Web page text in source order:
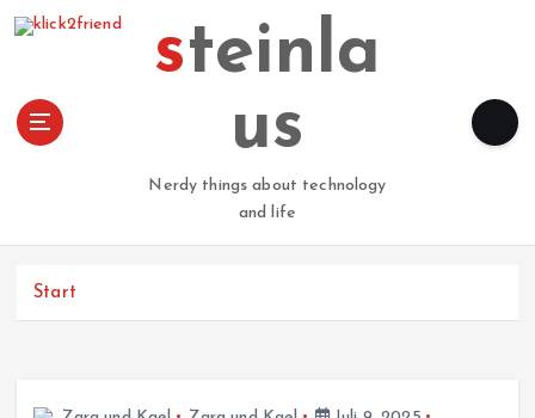
steinla
us
Nerdy things about technology
and life
Start